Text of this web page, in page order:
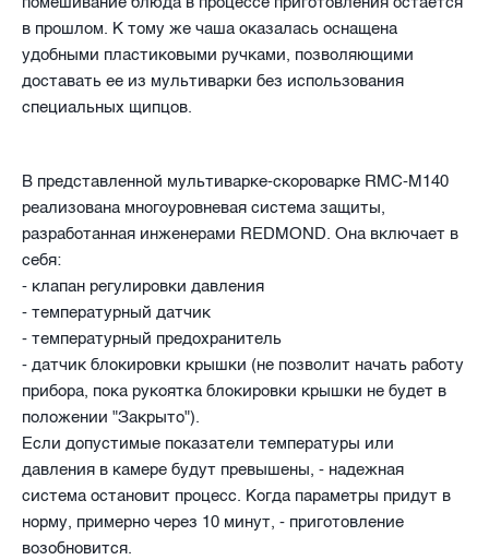
в прошлом. К тому же чаша оказалась оснащена
удобными пластиковыми ручками, позволяющими
доставать ее из мультиварки без использования
специальных щипцов.
В представленной мультиварке-скороварке RMC-M140
реализована многоуровневая система защиты,
разработанная инженерами REDMOND. Она включает в
себя:
- клапан регулировки давления
- температурный датчик
- температурный предохранитель
- датчик блокировки крышки (не позволит начать работу
прибора, пока рукоятка блокировки крышки не будет в
положении "Закрыто").
Если допустимые показатели температуры или
давления в камере будут превышены, - надежная
система остановит процесс. Когда параметры придут в
норму, примерно через 10 минут, - приготовление
возобновится.